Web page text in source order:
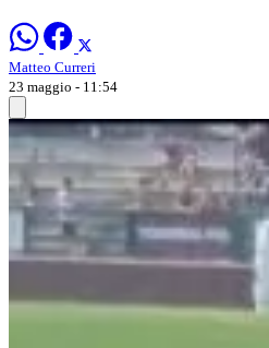
Matteo Curreri
23 maggio - 11:54